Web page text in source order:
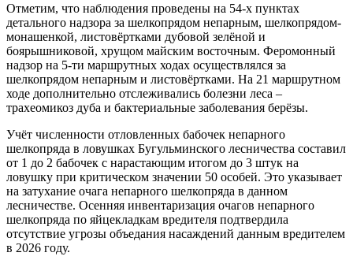
Отметим, что наблюдения проведены на 54-х пунктах
детального надзора за шелкопрядом непарным, шелкопрядом-
монашенкой, листовёртками дубовой зелёной и
боярышниковой, хрущом майским восточным. Феромонный
надзор на 5-ти маршрутных ходах осуществлялся за
шелкопрядом непарным и листовёртками. На 21 маршрутном
ходе дополнительно отслеживались болезни леса –
трахеомикоз дуба и бактериальные заболевания берёзы.
Учёт численности отловленных бабочек непарного
шелкопряда в ловушках Бугульминского лесничества составил
от 1 до 2 бабочек с нарастающим итогом до 3 штук на
ловушку при критическом значении 50 особей. Это указывает
на затухание очага непарного шелкопряда в данном
лесничестве. Осенняя инвентаризация очагов непарного
шелкопряда по яйцекладкам вредителя подтвердила
отсутствие угрозы объедания насаждений данным вредителем
в 2026 году.